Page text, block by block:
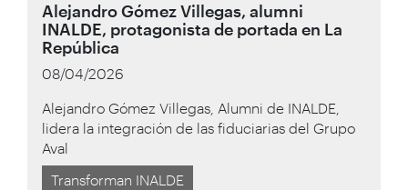
Alejandro Gómez Villegas, alumni
INALDE, protagonista de portada en La
República
08/04/2026
Alejandro Gómez Villegas, Alumni de INALDE,
lidera la integración de las fiduciarias del Grupo
Aval
Transforman INALDE